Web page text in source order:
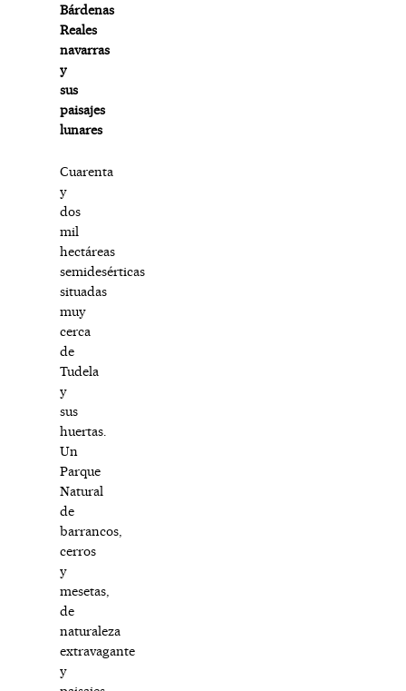
Bárdenas
Reales
navarras
y
sus
paisajes
lunares
Cuarenta
y
dos
mil
hectáreas
semidesérticas
situadas
muy
cerca
de
Tudela
y
sus
huertas.
Un
Parque
Natural
de
barrancos,
cerros
y
mesetas,
de
naturaleza
extravagante
y